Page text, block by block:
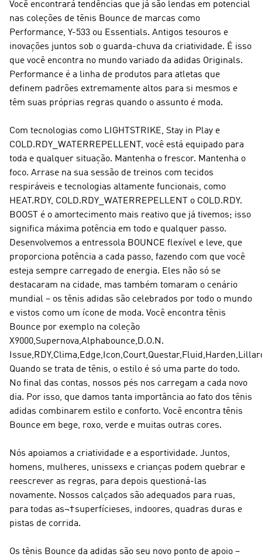
Você encontrará tendências que já são lendas em potencial
nas coleções de tênis Bounce de marcas como
Performance, Y-533 ou Essentials. Antigos tesouros e
inovações juntos sob o guarda-chuva da criatividade. É isso
que você encontra no mundo variado da adidas Originals.
Performance é a linha de produtos para atletas que
definem padrões extremamente altos para si mesmos e
têm suas próprias regras quando o assunto é moda.
Com tecnologias como LIGHTSTRIKE, Stay in Play e
COLD.RDY_WATERREPELLENT, você está equipado para
toda e qualquer situação. Mantenha o frescor. Mantenha o
foco. Arrase na sua sessão de treinos com tecidos
respiráveis e tecnologias altamente funcionais, como
HEAT.RDY, COLD.RDY_WATERREPELLENT o COLD.RDY.
BOOST é o amortecimento mais reativo que já tivemos; isso
significa máxima potência em todo e qualquer passo.
Desenvolvemos a entressola BOUNCE flexível e leve, que
proporciona potência a cada passo, fazendo com que você
esteja sempre carregado de energia. Eles não só se
destacaram na cidade, mas também tomaram o cenário
mundial – os tênis adidas são celebrados por todo o mundo
e vistos como um ícone de moda. Você encontra tênis
Bounce por exemplo na coleção
X9000,Supernova,Alphabounce,D.O.N.
Quando se trata de tênis, o estilo é só uma parte do todo.
No final das contas, nossos pés nos carregam a cada novo
dia. Por isso, que damos tanta importância ao fato dos tênis
adidas combinarem estilo e conforto. Você encontra tênis
Bounce em bege, roxo, verde e muitas outras cores.
Nós apoiamos a criatividade e a esportividade. Juntos,
homens, mulheres, unissexs e crianças podem quebrar e
reescrever as regras, para depois questioná-las
novamente. Nossos calçados são adequados para ruas,
para todas as¬†superfícieses, indoores, quadras duras e
pistas de corrida.
Os tênis Bounce da adidas são seu novo ponto de apoio –